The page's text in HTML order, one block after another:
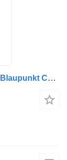
Radio pentru MAN radio de coche para Blaupunkt CRD 47 MP3 camión